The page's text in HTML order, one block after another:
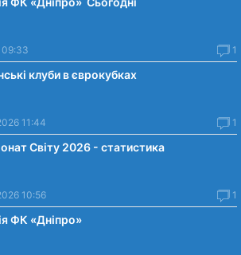
09:33 1
клуби в єврокубках
11:44 1
Світу 2026 - статистика
10:56 1
ФК «Дніпро»